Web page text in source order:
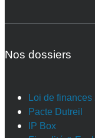
Nos dossiers
Loi de finances
Pacte Dutreil
IP Box